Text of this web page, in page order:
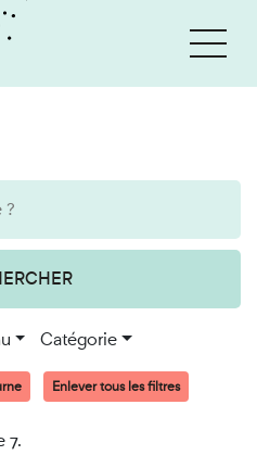
Catégorie
Enlever tous les filtres
7.
site